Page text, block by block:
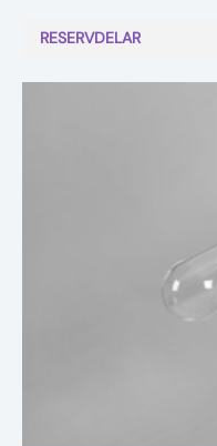
RESERVDELAR